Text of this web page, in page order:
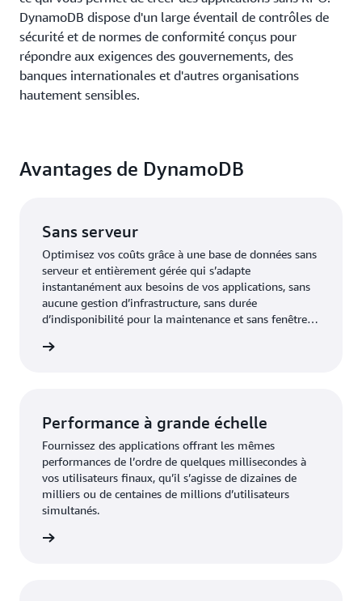
DynamoDB dispose d'un large éventail de contrôles de
sécurité et de normes de conformité conçus pour
répondre aux exigences des gouvernements, des
banques internationales et d'autres organisations
hautement sensibles.
Avantages de DynamoDB
Sans serveur
Optimisez vos coûts grâce à une base de données sans
serveur et entièrement gérée qui s’adapte
instantanément aux besoins de vos applications, sans
aucune gestion d’infrastructure, sans durée
d’indisponibilité pour la maintenance et sans fenêtre
Performance à grande échelle
Fournissez des applications offrant les mêmes
performances de l’ordre de quelques millisecondes à
vos utilisateurs finaux, qu’il s’agisse de dizaines de
milliers ou de centaines de millions d’utilisateurs
simultanés.